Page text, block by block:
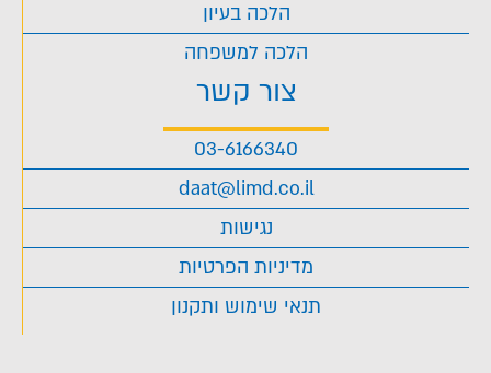
הלכה בעיון
הלכה למשפחה
צור קשר
03-6166340
daat@limd.co.il
נגישות
מדיניות הפרטיות
תנאי שימוש ותקנון